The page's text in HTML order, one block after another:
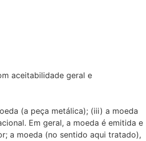
aceitabilidade geral e
(a peça metálica); (iii) a moeda
Em geral, a moeda é emitida e
a moeda (no sentido aqui tratado),